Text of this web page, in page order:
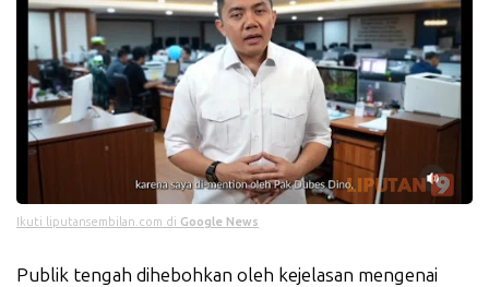
Ikuti liputansembilan.com di Google News
Publik tengah dihebohkan oleh kejelasan mengenai